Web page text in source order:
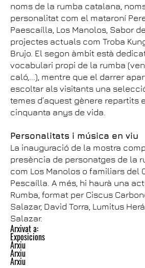
noms de la rumba catalana,
personalitat com el mataroní
Paescaílla, Los Manolos, Sabor
projectes actuals com Troba
Brujo. El segon àmbit està
vocabulari propi de la rumba
caló,...), mentre que el darrer
escoltar als visitants una
temes d’aquest gènere repartits
cinquanta anys de vida.
Personalitats i música en viu
La inauguració de la mostra
presència de personatges de la
com Los Manolos o familiars del
Pescaílla. A més, hi haurà una
Rumba, format per Ciscus
Salazar, David Torra, Lumitus
Salazar.
Arxivat a:
Exposicions
Arxiu
Arxiu
Arxiu